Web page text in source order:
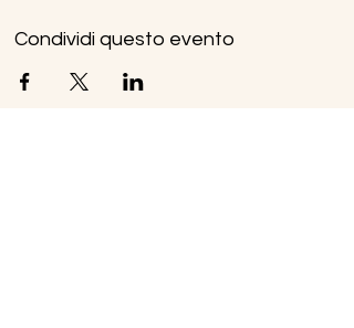
Condividi questo evento